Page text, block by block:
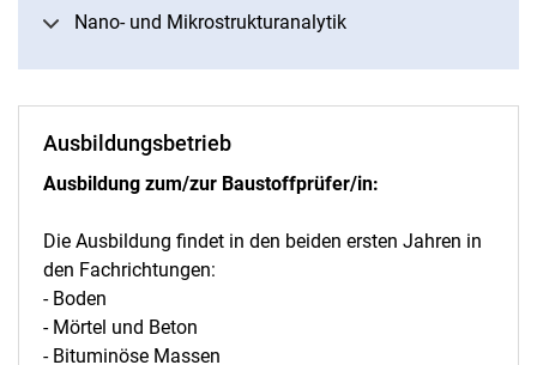
Nano- und Mikrostrukturanalytik
Ausbildungsbetrieb
Ausbildung zum/zur Baustoffprüfer/in:
Die Ausbildung findet in den beiden ersten Jahren in
den Fachrichtungen:
- Boden
- Mörtel und Beton
- Bituminöse Massen